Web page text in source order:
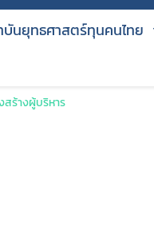
บันยุทธศาสตร์ทุนคนไทย
สร้างผู้บริหาร